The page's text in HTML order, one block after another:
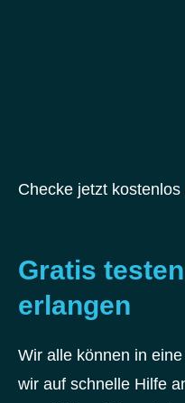
Checke jetzt
Gratis
erlangen
Wir alle können in
wir auf schnelle Hilfe